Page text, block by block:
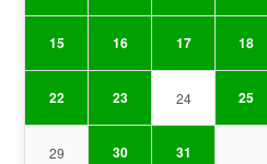
15 16 17 18
22 23 24 25
29 30 31